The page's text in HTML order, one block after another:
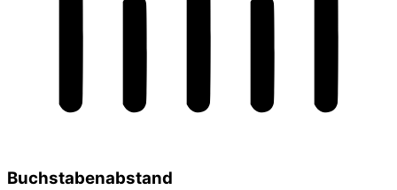
Buchstabenabstand